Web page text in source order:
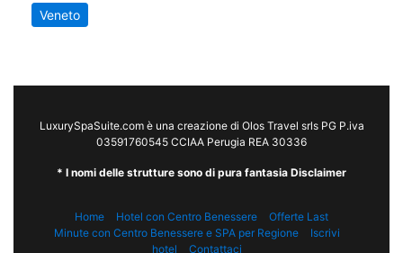
Veneto
LuxurySpaSuite.com è una creazione di Olos Travel srls PG P.iva
03591760545 CCIAA Perugia REA 30336
* I nomi delle strutture sono di pura fantasia Disclaimer
Home Hotel con Centro Benessere
Offerte Last
Minute con Centro Benessere e SPA per Regione
Iscrivi
hotel
Contattaci